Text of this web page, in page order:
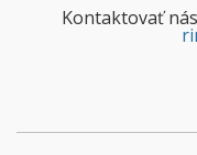
Kontaktovať